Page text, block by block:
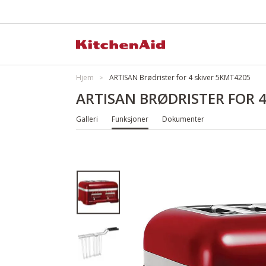
Hjem ARTISAN Brødrister for 4 skiver 5KMT4205
ARTISAN BRØDRISTER FOR
Galleri Funksjoner Dokumenter